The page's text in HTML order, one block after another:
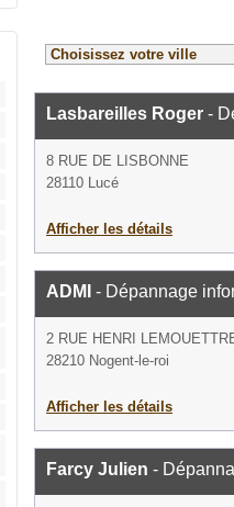
Lasbareilles Roger -
8 RUE DE LISBONNE
28110 Lucé
Afficher les détails
ADMI - Dépannage
2 RUE HENRI
28210 Nogent-le-roi
Afficher les détails
Farcy Julien -